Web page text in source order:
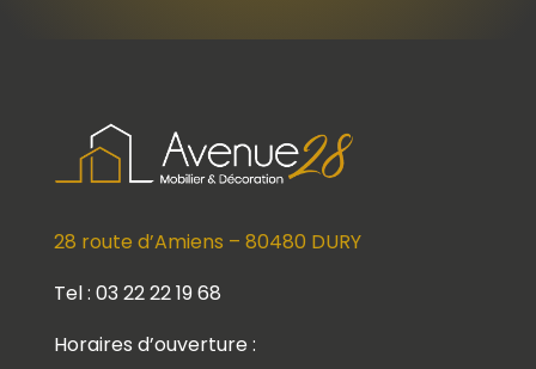
28 route d’Amiens – 80480 DURY
Tel : 03 22 22 19 68
Horaires d’ouverture :